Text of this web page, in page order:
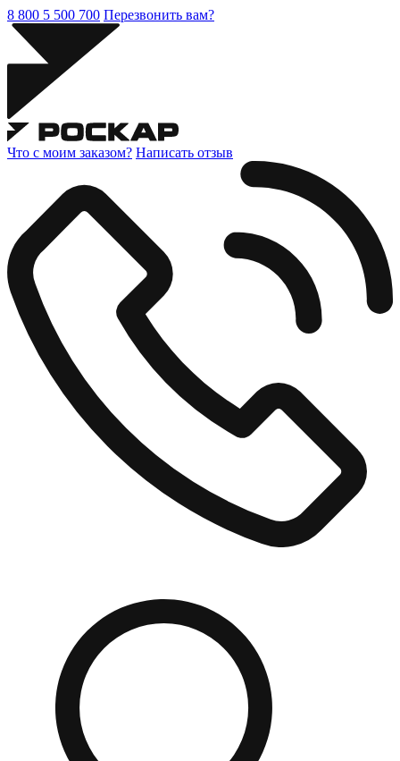
8 800 5 500 700 Перезвонить вам?
Что с моим заказом? Написать отзыв